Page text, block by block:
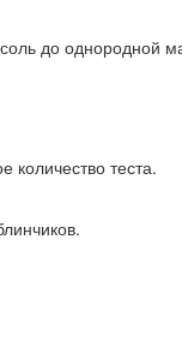
до однородной
теста.